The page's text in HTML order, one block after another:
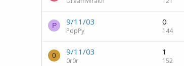
0
144
9/11/03
PopPy
P
1
152
9/11/03
0r0r
0